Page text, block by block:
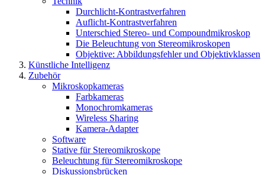
Durchlicht-Kontrastverfahren
Auflicht-Kontrastverfahren
Unterschied Stereo- und Compoundmikroskop
Die Beleuchtung von Stereomikroskopen
Objektive: Abbildungsfehler und Objektivklassen
Künstliche Intelligenz
Zubehör
Mikroskopkameras
Farbkameras
Monochromkameras
Wireless Sharing
Kamera-Adapter
Software
Stative für Stereomikroskope
Beleuchtung für Stereomikroskope
Diskussionsbrücken